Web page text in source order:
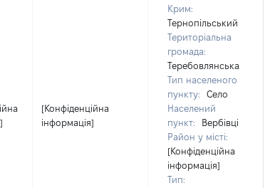
[Конфіденційна
інформація]
Крим:
Тернопільський
Територіальна
громада:
Теребовлянська
Тип населеного
пункту:
Село
Населений
пункт:
Вербівці
Район у місті:
[Конфіденційна
інформація]
Тип: